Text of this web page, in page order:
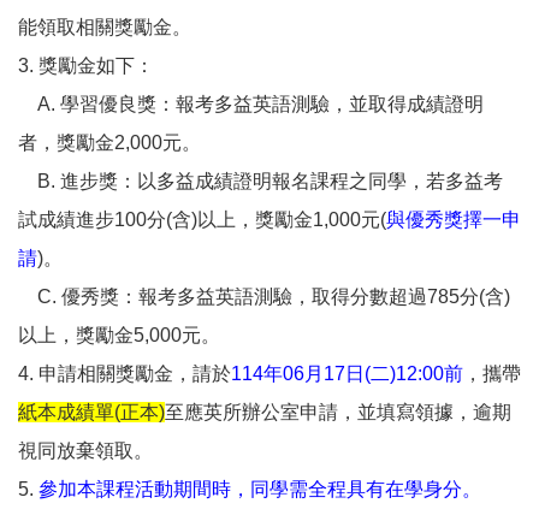
能領取相關獎勵金。
3. 獎勵金如下：
A. 學習優良獎：報考多益英語測驗，並取得成績證明
者，獎勵金2,000元。
B. 進步獎：以多益成績證明報名課程之同學，若多益考
試成績進步100分(含)以上，獎勵金1,000元(與優秀獎擇一申
請)。
C. 優秀獎：報考多益英語測驗，取得分數超過785分(含)
以上，獎勵金5,000元。
4. 申請相關獎勵金，請於114年06月17日(二)12:00前 ，攜帶
紙本成績單(正本)至應英所辦公室申請，並填寫領據，逾期
視同放棄領取。
5. 參加本課程活動期間時，同學需全程具有在學身分。